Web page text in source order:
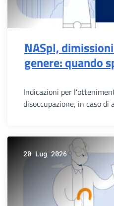
NASpI,
genere: quando
Indicazioni per
disoccupazione, in caso
20 Lug 2026